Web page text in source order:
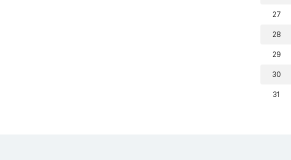
27
28
29
30
31